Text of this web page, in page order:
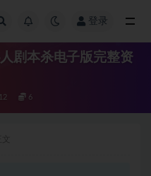
登录
剧本杀电子版完整资
6